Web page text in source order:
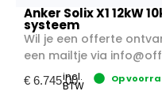
Anker Solix X1 12kW
systeem
Wil je een offerte
een mailtje via
€ 6.745,00
incl.
BTW
Op